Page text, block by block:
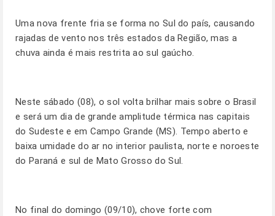
Uma nova frente fria se forma no Sul do país, causando
rajadas de vento nos três estados da Região, mas a
chuva ainda é mais restrita ao sul gaúcho.
Neste sábado (08), o sol volta brilhar mais sobre o Brasil
e será um dia de grande amplitude térmica nas capitais
do Sudeste e em Campo Grande (MS). Tempo aberto e
baixa umidade do ar no interior paulista, norte e noroeste
do Paraná e sul de Mato Grosso do Sul.
No final do domingo (09/10), chove forte com